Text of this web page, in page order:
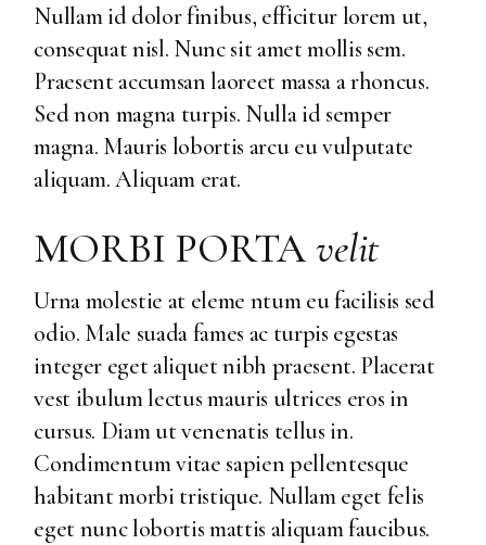
Nullam id dolor finibus, efficitur lorem ut,
consequat nisl. Nunc sit amet mollis sem.
Praesent accumsan laoreet massa a rhoncus.
Sed non magna turpis. Nulla id semper
magna. Mauris lobortis arcu eu vulputate
aliquam. Aliquam erat.
MORBI PORTA velit
Urna molestie at eleme ntum eu facilisis sed
odio. Male suada fames ac turpis egestas
integer eget aliquet nibh praesent. Placerat
vest ibulum lectus mauris ultrices eros in
cursus. Diam ut venenatis tellus in.
Condimentum vitae sapien pellentesque
habitant morbi tristique. Nullam eget felis
eget nunc lobortis mattis aliquam faucibus.